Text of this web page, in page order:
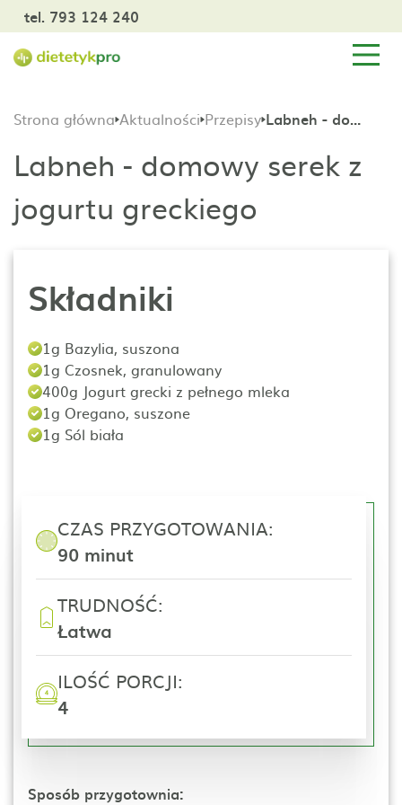
tel. 793 124 240
Strona główna Aktualności Przepisy Labneh - domowy serek z jogurtu greckiego
Labneh - domowy serek z
jogurtu greckiego
Składniki
1g Bazylia, suszona
1g Czosnek, granulowany
400g Jogurt grecki z pełnego mleka
1g Oregano, suszone
1g Sól biała
CZAS PRZYGOTOWANIA:
90 minut
TRUDNOŚĆ:
Łatwa
ILOŚĆ PORCJI:
4
Sposób przygotownia: